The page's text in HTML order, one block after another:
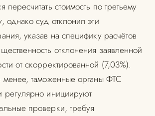
пересчитать стоимость по третьему
однако суд отклонил эти
указав на специфику расчётов
отклонения заявленной
от скорректированной (7,03%).
менее, таможенные органы ФТС
регулярно инициируют
проверки, требуя